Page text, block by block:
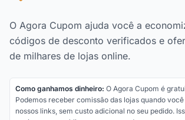
O Agora Cupom ajuda você a
códigos de desconto verificados e
de milhares de lojas online.
Como ganhamos dinheiro: O Agora Cupom é
Podemos receber comissão das lojas quando
nossos links, sem custo adicional no seu pedido.